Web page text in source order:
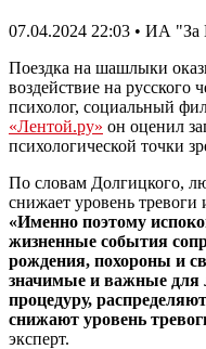
07.04.2024 22:03 • ИА "За
Поездка на шашлыки
воздействие на русского
психолог, социальный
«Лентой.ру» он оценил
психологической точки
По словам Долгицкого,
снижает уровень
«Именно поэтому
жизненные события
рождения, похороны и
значимые и важные для
процедуру,
снижают уровень
эксперт.